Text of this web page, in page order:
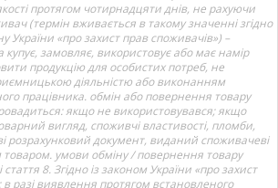
протягом чотирнадцяти днів, не рахуючи
(термін вживається в такому значенні згідно
України «про захист прав споживачів») –
купує, замовляє, використовує або має намір
продукцію для особистих потреб, не
діяльністю або виконанням
працівника. обмін або повернення товару
якщо не використовувався; якщо
вигляд, споживчі властивості, пломби,
розрахунковий документ, виданий споживачеві
умови обміну / повернення товару
8. Згідно із законом України «про захист
в разі виявлення протягом встановленого